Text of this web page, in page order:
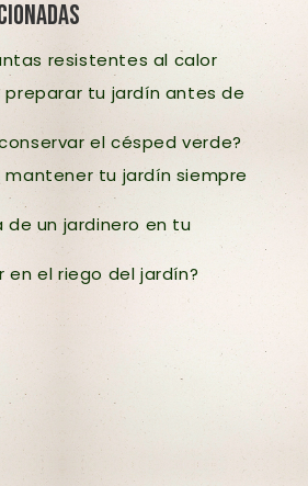
resistentes al calor
preparar tu jardín antes de
el césped verde?
mantener tu jardín siempre
de un jardinero en tu
en el riego del jardín?